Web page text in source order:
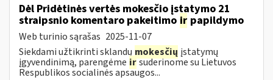
Dėl Pridėtinės vertės mokesčio įstatymo 21
straipsnio komentaro pakeitimo ir papildymo
Web turinio sąrašas 2025-11-07
Siekdami užtikrinti sklandų mokesčių įstatymų
įgyvendinimą, parengėme irsuderinome su Lietuvos
Respublikos socialinės apsaugos...